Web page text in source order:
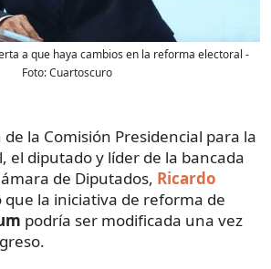
a que haya cambios en la reforma electoral -
Foto:Cuartoscuro
la Comisión Presidencial para la
el diputado y líder de la bancada
de Diputados, Ricardo
que la iniciativa de reforma de
podría ser modificada una vez